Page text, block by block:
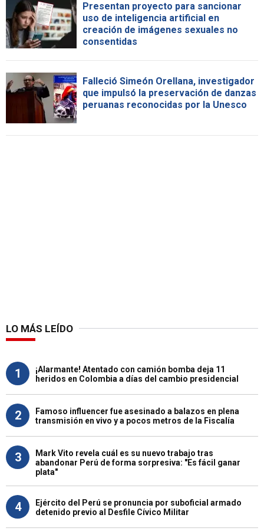
Presentan proyecto para sancionar
uso de inteligencia artificial en
creación de imágenes sexuales no
consentidas
Falleció Simeón Orellana, investigador
que impulsó la preservación de danzas
peruanas reconocidas por la Unesco
LO MÁS LEÍDO
1
¡Alarmante! Atentado con camión bomba deja 11
heridos en Colombia a días del cambio presidencial
2
Famoso influencer fue asesinado a balazos en plena
transmisión en vivo y a pocos metros de la Fiscalía
3
Mark Vito revela cuál es su nuevo trabajo tras
abandonar Perú de forma sorpresiva: "Es fácil ganar
plata"
4
Ejército del Perú se pronuncia por suboficial armado
detenido previo al Desfile Cívico Militar